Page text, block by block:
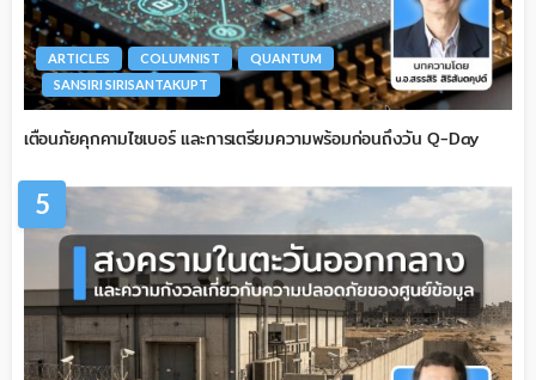
ARTICLES COLUMNIST
QUANTUM
SANSIRI SIRISANTAKUPT
เตือนภัยคุกคามไซเบอร์ และการเตรียมความพร้อมก่อนถึงวัน Q-Day
5